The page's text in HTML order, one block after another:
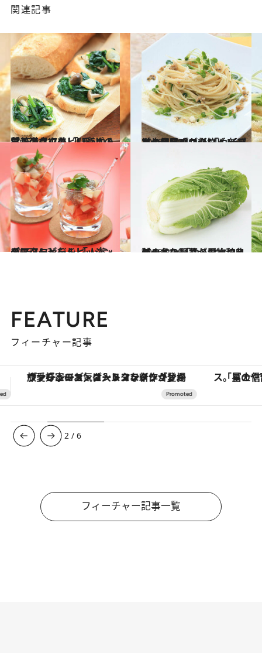
関連記事
2015.11.17
栄養満点で美しい彩りのブルスケッタ 「ほうれん草」のマクロビレシピ
グルメ 2016.1.29
ひじき味噌が新鮮！ 新感覚の和風パスタ 「カイワレ大根」のマクロビレシピ
グルメ
2015.11.3
チアシードをドレッシングにアレンジ！ 「人参」のマクロビレシピ
グルメ 2016.2.19
旬のおいしさがギュッと詰まった 「ゆるマクロビ」冬の野菜・果物辞典
グルメ
FEATURE
フィーチャー記事
「星のや富士」でデジタルデトックス。冨士信仰の歴史を辿り、心身を調える。 【銀座で出合う最旬美容】美髪ケアや上質
3 /6
フィーチャー記事一覧